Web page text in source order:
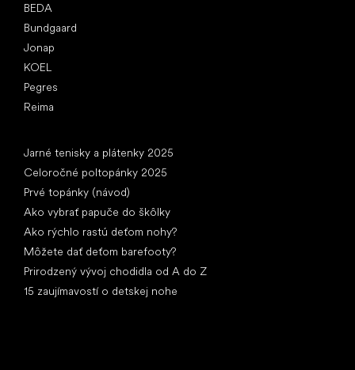
BEDA
Bundgaard
Jonap
KOEL
Pegres
Reima
Jarné tenisky a plátenky 2025
Celoročné poltopánky 2025
Prvé topánky (návod)
Ako vybrať papuče do škôlky
Ako rýchlo rastú deťom nohy?
Môžete dať deťom barefooty?
Prirodzený vývoj chodidla od A do Z
15 zaujímavostí o detskej nohe